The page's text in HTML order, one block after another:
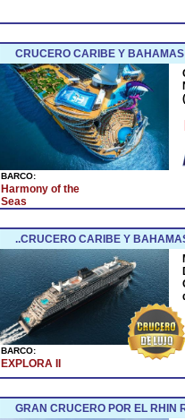
CRUCERO CARIBE Y
BARCO:
Harmony of the
Seas
..CRUCERO CARIBE Y
BARCO:
EXPLORA II
GRAN CRUCERO POR EL RHIN